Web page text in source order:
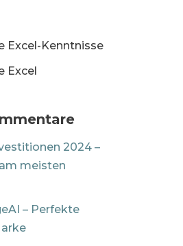
Excel-Kenntnisse
Excel
2024 –
meisten
– Perfekte